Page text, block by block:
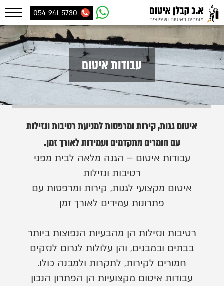
054-941-5730
עבודות איטום
איטום גגות, קירות ומרפסות למניעת רטיבות ונזילות
עם חומרים מתקדמים ועמידות לאורך זמן.
עבודות איטום – הגנה מלאה לבית מפני
רטיבות ונזילות
איטום מקצועי לגגות, קירות ומרפסות עם
פתרונות עמידים לאורך זמן
רטיבות ונזילות הן מהבעיות הנפוצות ביותר
בבתים ובמבנים, והן עלולות לגרום לנזקים
חמורים לקירות, לתקרות ולמבנה כולו.
עבודות איטום מקצועיות הן הפתרון הנכון